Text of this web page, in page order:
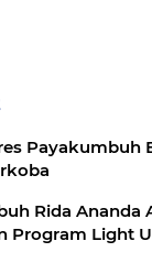
Payakumbuh
Rida Ananda
Program Light